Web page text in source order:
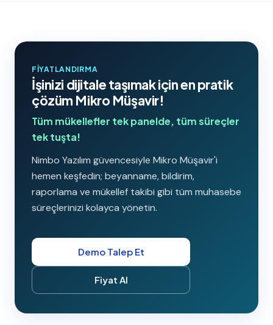
FIYATLANDIRMA
İşinizi dijitale taşımak için en pratik
çözüm Mikro Müşavir!
Tüm mükellefler tek panelde, tüm süreçler
tek tuşta!
Nimbo Yazılım güvencesiyle Mikro Müşavir'i
hemen keşfedin; beyanname, bildirim,
raporlama ve mükellef takibi gibi tüm muhasebe
süreçlerinizi kolayca yönetin.
Demo Talep Et
Fiyat Al